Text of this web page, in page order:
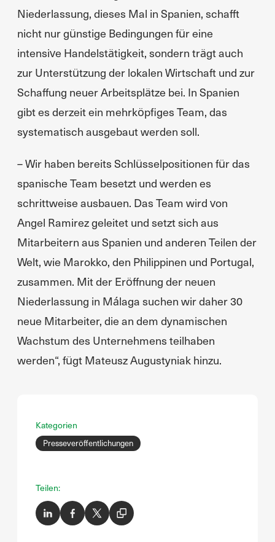
Niederlassung, dieses Mal in Spanien, schafft
nicht nur günstige Bedingungen für eine
intensive Handelstätigkeit, sondern trägt auch
zur Unterstützung der lokalen Wirtschaft und zur
Schaffung neuer Arbeitsplätze bei. In Spanien
gibt es derzeit ein mehrköpfiges Team, das
systematisch ausgebaut werden soll.
– Wir haben bereits Schlüsselpositionen für das
spanische Team besetzt und werden es
schrittweise ausbauen. Das Team wird von
Angel Ramirez geleitet und setzt sich aus
Mitarbeitern aus Spanien und anderen Teilen der
Welt, wie Marokko, den Philippinen und Portugal,
zusammen. Mit der Eröffnung der neuen
Niederlassung in Málaga suchen wir daher 30
neue Mitarbeiter, die an dem dynamischen
Wachstum des Unternehmens teilhaben
werden“, fügt Mateusz Augustyniak hinzu.
Kategorien
Presseveröffentlichungen
Teilen: